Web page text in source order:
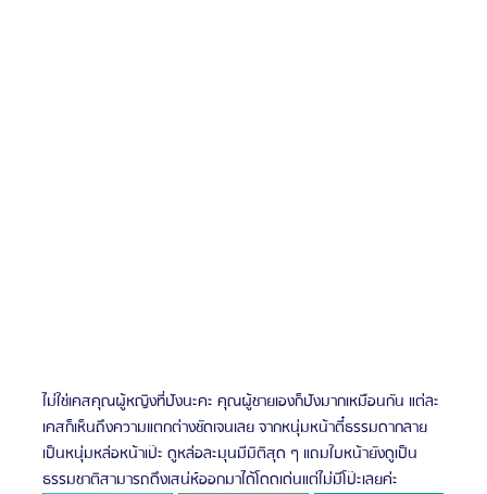
ไม่ใช่เคสคุณผู้หญิงที่ปังนะคะ คุณผู้ชายเองก็ปังมากเหมือนกัน แต่ละ
เคสก็เห็นถึงความแตกต่างชัดเจนเลย จากหนุ่มหน้าตี๋ธรรมดากลาย
เป็นหนุ่มหล่อหน้าเป๊ะ ดูหล่อละมุนมีมิติสุด ๆ แถมใบหน้ายังดูเป็น
ธรรมชาติสามารถดึงเสน่ห์ออกมาได้โดดเด่นแต่ไม่มีโป๊ะเลยค่ะ